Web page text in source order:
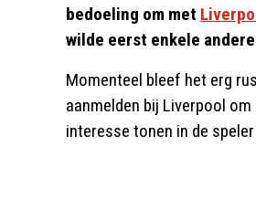
bedoeling om met
wilde eerst enkele
Momenteel bleef het erg
aanmelden bij Liverpool
interesse tonen in de